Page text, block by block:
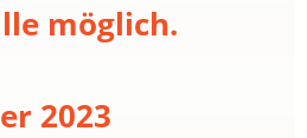
möglich.
2023